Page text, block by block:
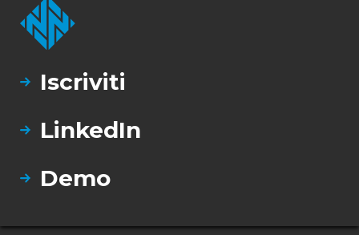
Iscriviti
LinkedIn
Demo